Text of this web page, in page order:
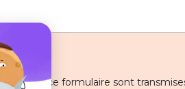
partir de ce formulaire sont